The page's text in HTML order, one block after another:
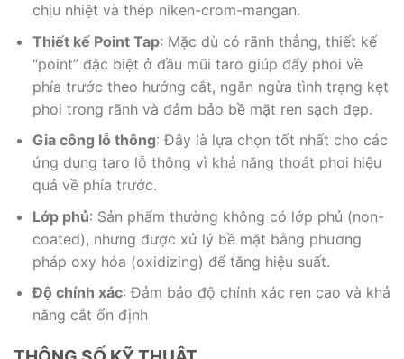
chịu nhiệt và thép niken-crom-mangan.
Thiết kế Point Tap: Mặc dù có rãnh thẳng, thiết kế
“point” đặc biệt ở đầu mũi taro giúp đẩy phoi về
phía trước theo hướng cắt, ngăn ngừa tình trạng kẹt
phoi trong rãnh và đảm bảo bề mặt ren sạch đẹp.
Gia công lỗ thông: Đây là lựa chọn tốt nhất cho các
ứng dụng taro lỗ thông vì khả năng thoát phoi hiệu
quả về phía trước.
Lớp phủ: Sản phẩm thường không có lớp phủ (non-
coated), nhưng được xử lý bề mặt bằng phương
pháp oxy hóa (oxidizing) để tăng hiệu suất.
Độ chính xác: Đảm bảo độ chính xác ren cao và khả
năng cắt ổn định